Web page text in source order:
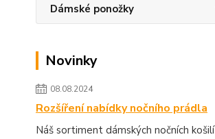
Dámské ponožky
Novinky
08.08.2024
Rozšíření nabídky nočního prádla
Náš sortiment dámských nočních košilí